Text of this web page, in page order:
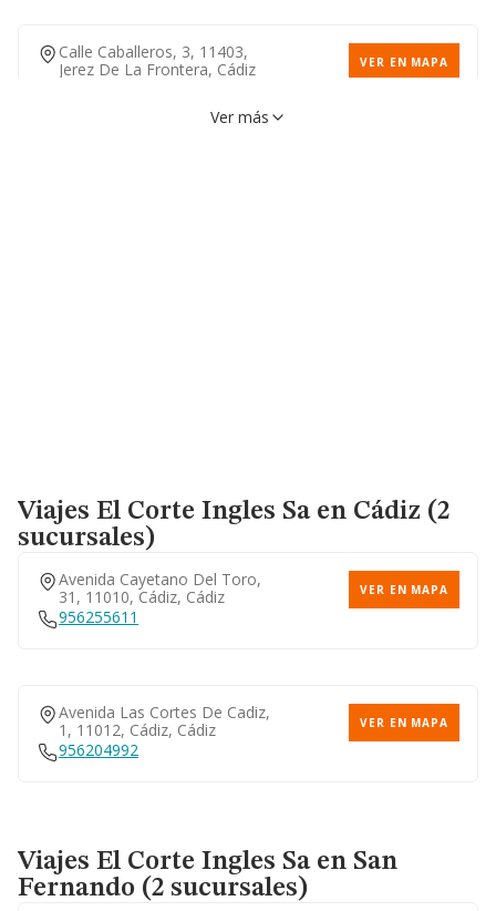
Calle Caballeros, 3, 11403,
Jerez De La Frontera, Cádiz
VER EN MAPA
Ver más
Viajes El Corte Ingles Saen Cádiz (2
sucursales)
Avenida Cayetano Del Toro,
31, 11010, Cádiz, Cádiz
VER EN MAPA
956255611
Avenida Las Cortes De Cadiz,
1, 11012, Cádiz, Cádiz
VER EN MAPA
956204992
Viajes El Corte Ingles Saen San
Fernando (2 sucursales)